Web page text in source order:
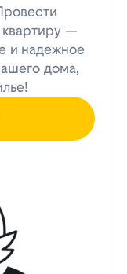
—
и надежное
дома,